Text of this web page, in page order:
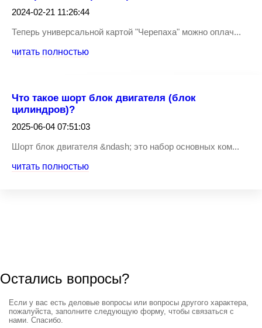
2024-02-21 11:26:44
Теперь универсальной картой "Черепаха" можно оплач...
читать полностью
Что такое шорт блок двигателя (блок
цилиндров)?
2025-06-04 07:51:03
Шорт блок двигателя &ndash; это набор основных ком...
читать полностью
Остались вопросы?
Если у вас есть деловые вопросы или вопросы другого характера,
пожалуйста, заполните следующую форму, чтобы связаться с
нами. Спасибо.